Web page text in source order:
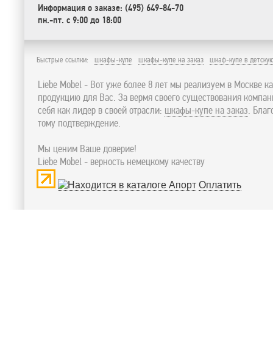
Информация о заказе: (495) 649-84-70
пн.-пт. с 9:00 до 18:00
Быстрые ссылки: шкафы-купе шкафы-купе на заказ шкаф-купе в
Liebe Mobel - Вот уже более 8 лет мы реализуем в Москве
продукцию для Вас. За вермя своего существования
себя как лидер в своей отрасли: шкафы-купе на заказ.
тому подтверждение.
Мы ценим Ваше доверие!
Liebe Mobel - верность немецкому качеству
Оплатить